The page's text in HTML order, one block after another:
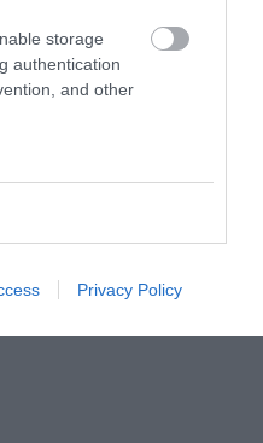
storage
authentication
and other
Privacy Policy